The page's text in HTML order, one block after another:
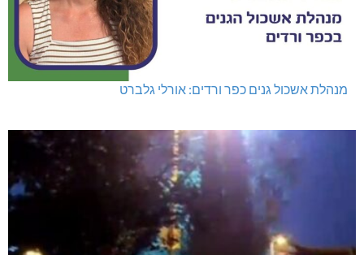
מנהלת אשכול גנים כפר ורדים: אורלי גלברט